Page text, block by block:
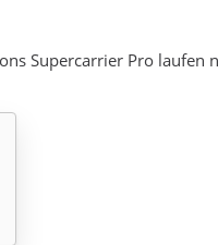
Supercarrier Pro laufen